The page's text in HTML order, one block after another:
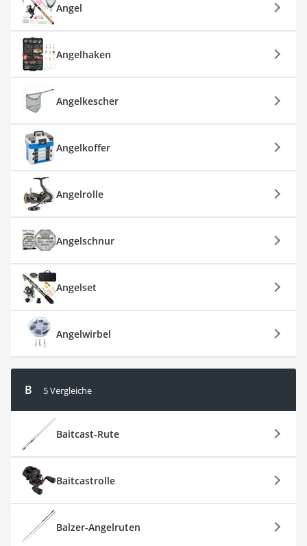
Angel
Angelhaken
Angelkescher
Angelkoffer
Angelrolle
Angelschnur
Angelset
Angelwirbel
B 5 Vergleiche
Baitcast-Rute
Baitcastrolle
Balzer-Angelruten